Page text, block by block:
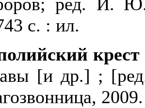
ред. И.
с. : ил.
[и др.] ;